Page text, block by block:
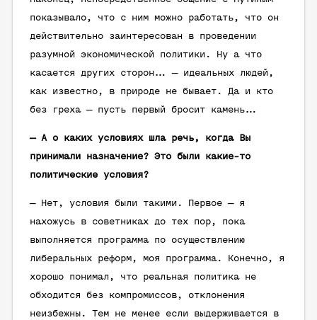
показывало, что с ним можно работать, что он
действительно заинтересован в проведении
разумной экономической политики. Ну а что
касается других сторон… — идеальных людей,
как известно, в природе не бывает. Да и кто
без греха — пусть первый бросит камень…
— А о каких условиях шла речь, когда Вы
принимали назначение? Это были какие-то
политические условия?
— Нет, условия были такими. Первое — я
нахожусь в советниках до тех пор, пока
выполняется программа по осуществлению
либеральных реформ, моя программа. Конечно, я
хорошо понимал, что реальная политика не
обходится без компромиссов, отклонения
неизбежны. Тем не менее если выдерживается в